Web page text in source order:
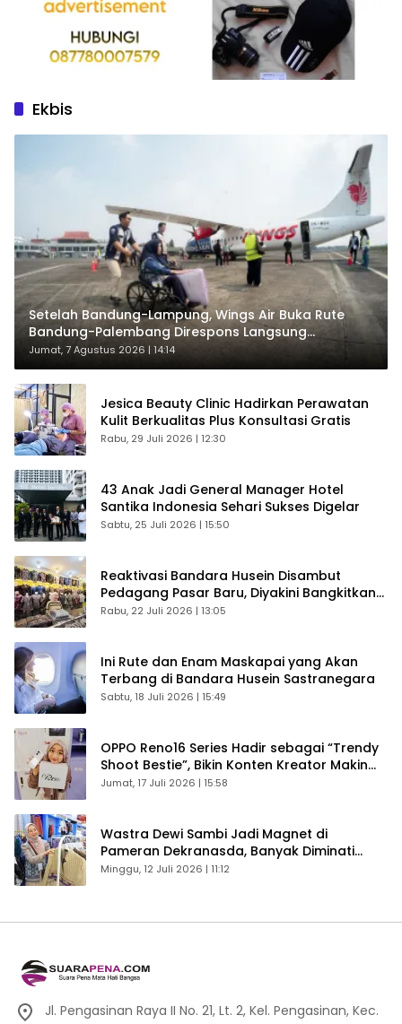
Ekbis
Setelah Bandung-Lampung, Wings Air Buka Rute
Bandung-Palembang Direspons Langsung
Penumpang
Jumat, 7 Agustus 2026 | 14:14
Jesica Beauty Clinic Hadirkan Perawatan
Kulit Berkualitas Plus Konsultasi Gratis
Rabu, 29 Juli 2026 | 12:30
43 Anak Jadi General Manager Hotel
Santika Indonesia Sehari Sukses Digelar
Sabtu, 25 Juli 2026 | 15:50
Reaktivasi Bandara Husein Disambut
Pedagang Pasar Baru, Diyakini Bangkitkan
Kembali Ekonomi Bandung
Rabu, 22 Juli 2026 | 13:05
Ini Rute dan Enam Maskapai yang Akan
Terbang di Bandara Husein Sastranegara
Sabtu, 18 Juli 2026 | 15:49
OPPO Reno16 Series Hadir sebagai “Trendy
Shoot Bestie”, Bikin Konten Kreator Makin
Betah
Jumat, 17 Juli 2026 | 15:58
Wastra Dewi Sambi Jadi Magnet di
Pameran Dekranasda, Banyak Diminati
Pengunjung
Minggu, 12 Juli 2026 | 11:12
Jl. Pengasinan Raya II No. 21, Lt. 2, Kel. Pengasinan, Kec.